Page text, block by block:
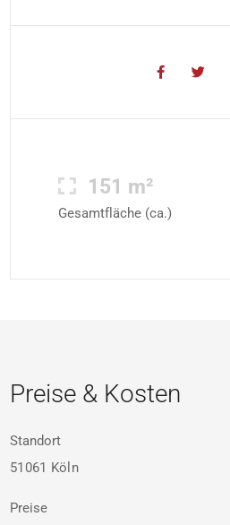
151 m²
Gesamtfläche (ca.)
Preise & Kosten
Standort
51061 Köln
Preise